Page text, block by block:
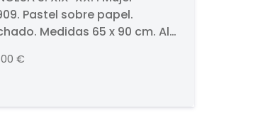
Pastel sobre papel.
Medidas 65 x 90 cm. Al
Burdeos.
€